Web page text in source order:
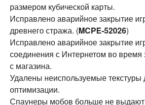
размером кубической карты.
Исправлено аварийное закрытие
древнего стража. (MCPE-52026)
Исправлено аварийное закрытие
соединения с Интернетом во время
с магазина.
Удалены неиспользуемые текстуры
оптимизации.
Спаунеры мобов больше не